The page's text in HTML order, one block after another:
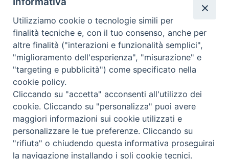
via Amedeo Rossi, 28 - 12100 Cuneo
segreteriagenerale@diocesicuneofossano.it
c.f. 96017380047
Utilizziamo cookie o tecnologie simili per
finalità tecniche e, con il tuo consenso, anche per
altre finalità ("interazioni e funzionalità semplici",
"miglioramento dell'esperienza", "misurazione" e
"targeting e pubblicità") come specificato nella
cookie policy.
Cliccando su "accetta" acconsenti all'utilizzo dei
cookie. Cliccando su "personalizza" puoi avere
maggiori informazioni sui cookie utilizzati e
personalizzare le tue preferenze. Cliccando su
"rifiuta" o chiudendo questa informativa proseguirai
la navigazione installando i soli cookie tecnici.